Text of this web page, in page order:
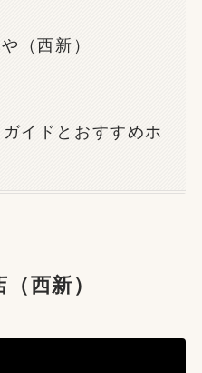
（西新）
イドとおすすめホ
西新）